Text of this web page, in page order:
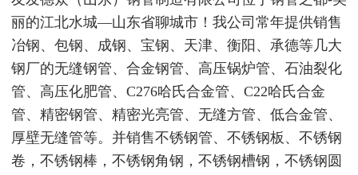
丽的江北水城—山东省聊城市！我公司常年提供销售
冶钢、包钢、成钢、宝钢、天津、衡阳、承德等几大
钢厂的无缝钢管、合金钢管、高压锅炉管、石油裂化
管、高压化肥管、C276哈氏合金管、C22哈氏合金
管、精密钢管、精密光亮管、无缝方管、低合金管、
厚壁无缝管等。并销售不锈钢管、不锈钢板、不锈钢
卷，不锈钢棒，不锈钢角钢，不锈钢槽钢，不锈钢圆